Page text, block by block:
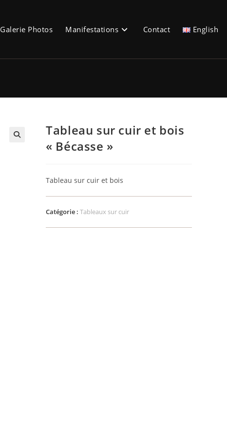
Galerie Photos Manifestations Contact English
Tableau sur cuir et bois
« Bécasse »
Tableau sur cuir et bois
Catégorie :Tableaux sur cuir